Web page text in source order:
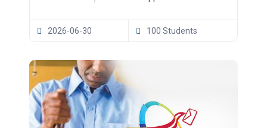
2026-06-30 100 Students